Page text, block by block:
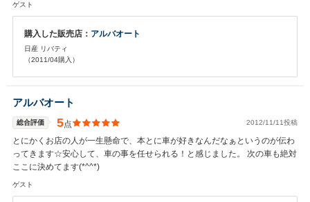
ゲスト
購入した販売店： アルバオート
日産 リバティ
（2011/04購入）
アルバオート
総合評価 5点 2012/11/11投稿
とにかくお店の人が一生懸命で、本とに車が好きなんだなぁというのが伝わ
ってきます☆安心して、車の事を任せられる！と感じました。 次の車も絶対
ここに決めてます(*^^*)
ゲスト